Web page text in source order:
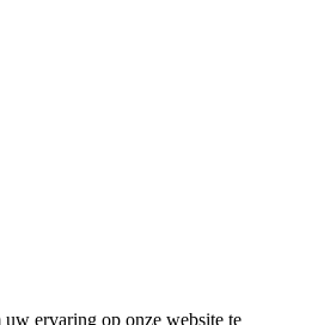
ervaring op onze website te